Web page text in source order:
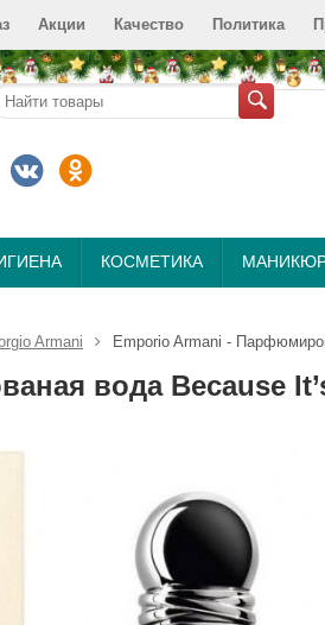
Акции Качество Политика
КОСМЕТИКА
Armani Emporio Armani -
вода Because